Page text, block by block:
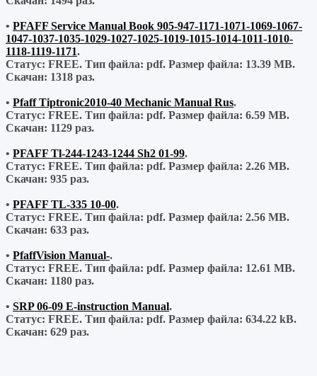
• PFAFF Service Manual Book 905-947-1171-1071-1069-1067-
1047-1037-1035-1029-1027-1025-1019-1015-1014-1011-1010-
1118-1119-1171.
Статус: FREE. Тип файла: pdf. Размер файла: 13.39 MB.
Скачан: 1318 раз.
• Pfaff Tiptronic2010-40 Mechanic Manual Rus.
Статус: FREE. Тип файла: pdf. Размер файла: 6.59 MB.
Скачан: 1129 раз.
• PFAFF Tl-244-1243-1244 Sh2 01-99.
Статус: FREE. Тип файла: pdf. Размер файла: 2.26 MB.
Скачан: 935 раз.
• PFAFF TL-335 10-00.
Статус: FREE. Тип файла: pdf. Размер файла: 2.56 MB.
Скачан: 633 раз.
• PfaffVision Manual-.
Статус: FREE. Тип файла: pdf. Размер файла: 12.61 MB.
Скачан: 1180 раз.
• SRP 06-09 E-instruction Manual.
Статус: FREE. Тип файла: pdf. Размер файла: 634.22 kB.
Скачан: 629 раз.